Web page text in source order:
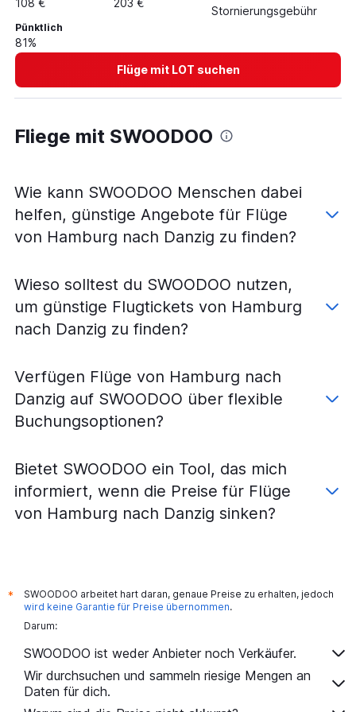
Flüge von Stuttgart nach Warschau–Chopin
Flüge von Berlin nach Danzig
Flüge von Hamburg nach Warschau-Modlin
Flüge von Stuttgart nach Krakau
Flüge von München nach Warschau-Modlin
Flüge von Hamburg nach Kattowitz
Flüge von Stuttgart nach Warschau-Modlin
Flüge von Köln nach Warschau-Modlin
Flüge von Frankfurt am Main nach Rzeszów
Flüge von Dortmund nach Warschau–Chopin
Flüge von Düsseldorf nach Wrocław
108 € 203 €
Stornierungsgebühr
Pünktlich
81%
Flüge mit LOT suchen
Fliege mit SWOODOO
Wie kann SWOODOO Menschen dabei
helfen, günstige Angebote für Flüge
von Hamburg nach Danzig zu finden?
Wieso solltest du SWOODOO nutzen,
um günstige Flugtickets von Hamburg
nach Danzig zu finden?
Verfügen Flüge von Hamburg nach
Danzig auf SWOODOO über flexible
Buchungsoptionen?
Bietet SWOODOO ein Tool, das mich
informiert, wenn die Preise für Flüge
von Hamburg nach Danzig sinken?
*
SWOODOO arbeitet hart daran, genaue Preise zu erhalten, jedoch
wird keine Garantie für Preise übernommen.
Darum:
SWOODOO ist weder Anbieter noch Verkäufer.
Wir durchsuchen und sammeln riesige Mengen an
Daten für dich.